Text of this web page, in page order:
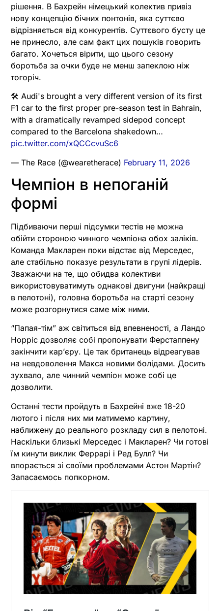
рішення. В Бахрейн німецький колектив привіз
нову концепцію бічних понтонів, яка суттєво
відрізняється від конкурентів. Суттєвого бусту це
не принесло, але сам факт цих пошуків говорить
багато. Хочеться вірити, що цього сезону
боротьба за очки буде не менш запеклою ніж
тогоріч.
🛠️ Audi's brought a very different version of its first
F1 car to the first proper pre-season test in Bahrain,
with a dramatically revamped sidepod concept
compared to the Barcelona shakedown…
pic.twitter.com/xQCCcvuSc6
— The Race (@wearetherace) February 11, 2026
Чемпіон в непоганій
формі
Підбиваючи перші підсумки тестів не можна
обійти стороною чинного чемпіона обох заліків.
Команда Макларен поки відстає від Мерседес,
але стабільно показує результати в групі лідерів.
Зважаючи на те, що обидва колективи
використовуватимуть однакові двигуни (найкращі
в пелотоні), головна боротьба на старті сезону
може розгорнутися саме між ними.
“Папая-тім” аж світиться від впевненості, а Ландо
Норріс дозволяє собі пропонувати Ферстаппену
закінчити карʼєру. Це так британець відреагував
на невдоволення Макса новими болідами. Досить
зухвало, але чинний чемпіон може собі це
дозволити.
Останні тести пройдуть в Бахрейні вже 18-20
лютого і після них ми матимемо картину,
наближену до реального розкладу сил в пелотоні.
Наскільки близькі Мерседес і Макларен? Чи готові
їм кинути виклик Феррарі і Ред Булл? Чи
впорається зі своїми проблемами Астон Мартін?
Запасаємось попкорном.